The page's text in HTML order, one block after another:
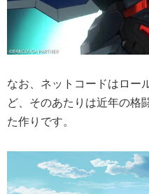
なお、ネットコードはロー
ど、そのあたりは近年の格
た作りです。